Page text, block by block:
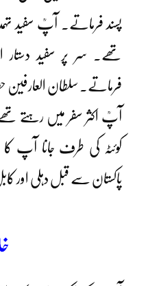
پسند فرماتے۔ آپؒ سفید تہمد
تھے۔ سر پر سفید دستار
فرماتے۔ سلطان العارفین
آپؒ اکثر سفر میں رہتے
کوئٹہ کی طرف جانا آپ
پاکستان سے قبل دہلی اور